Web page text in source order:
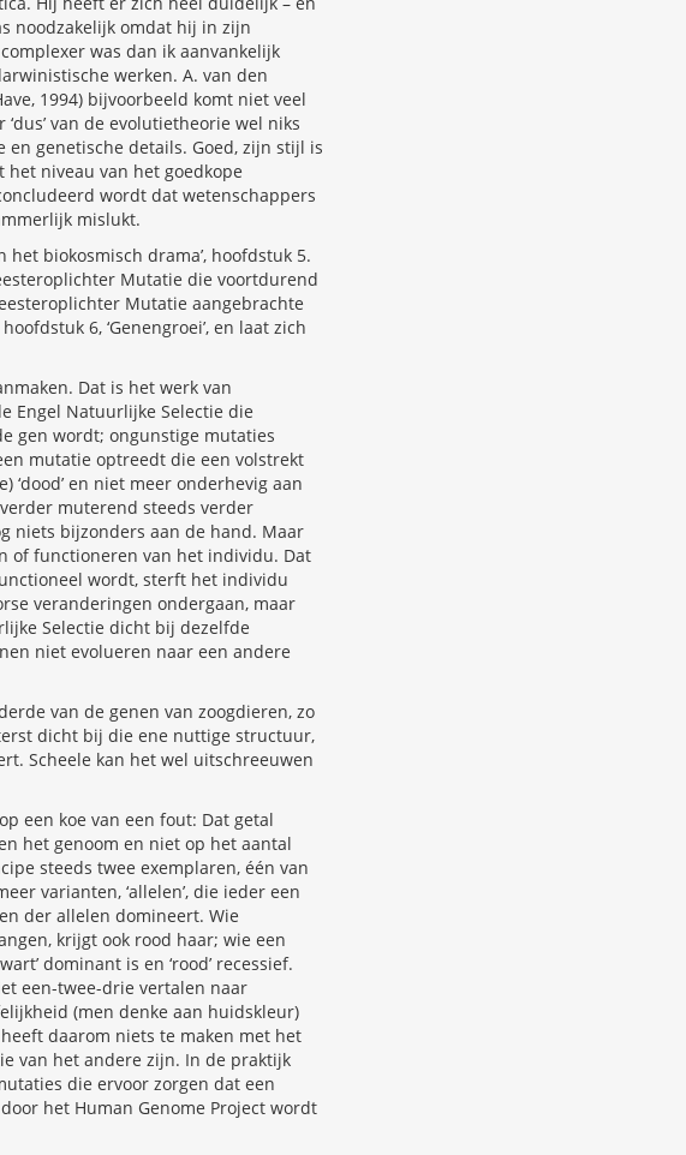
noodzakelijk omdat hij in zijn
was dan ik aanvankelijk
werken. A. van den
1994) bijvoorbeeld komt niet veel
van de evolutietheorie wel niks
genetische details. Goed, zijn stijl is
niveau van het goedkope
wordt dat wetenschappers
mislukt.
biokosmisch drama’, hoofdstuk 5.
Mutatie die voortdurend
Mutatie aangebrachte
6, ‘Genengroei’, en laat zich
Dat is het werk van
Engel Natuurlijke Selectie die
gen wordt; ongunstige mutaties
mutatie optreedt die een volstrekt
en niet meer onderhevig aan
muterend steeds verder
niets bijzonders aan de hand. Maar
of functioneren van het individu. Dat
wordt, sterft het individu
veranderingen ondergaan, maar
Selectie dicht bij dezelfde
niet evolueren naar een andere
van de genen van zoogdieren, zo
dicht bij die ene nuttige structuur,
Scheele kan het wel uitschreeuwen
een koe van een fout: Dat getal
het genoom en niet op het aantal
steeds twee exemplaren, één van
varianten, ‘allelen’, die ieder een
der allelen domineert. Wie
krijgt ook rood haar; wie een
dominant is en ‘rood’ recessief.
een-twee-drie vertalen naar
(men denke aan huidskleur)
daarom niets te maken met het
van het andere zijn. In de praktijk
die ervoor zorgen dat een
het Human Genome Project wordt